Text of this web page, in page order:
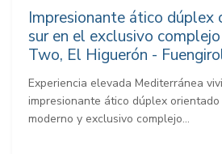
Impresionante ático dúplex
sur en el exclusivo
Two, El Higuerón -
Experiencia elevada Mediterránea
impresionante ático dúplex
moderno y exclusivo complejo...